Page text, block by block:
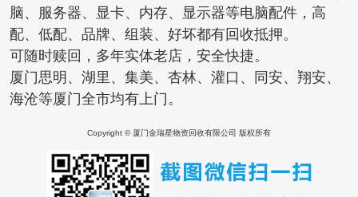
脑、服务器、显卡、内存、显示器等电脑配件，高
配、低配、品牌、组装、好坏都有回收抵押。
可随时赎回，多年实体老店，安全快捷。
厦门思明、湖里、集美、 杏林、灌口、
同安、翔安、
海沧等厦门全市均有上门。
Copyright © 厦门金瑞星物资回收有限公司 版权所有